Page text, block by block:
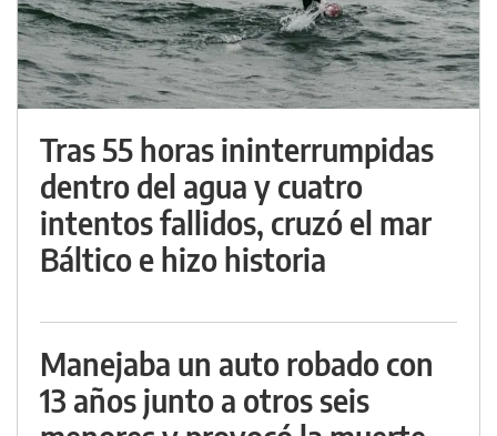
Tras 55 horas ininterrumpidas
dentro del agua y cuatro
intentos fallidos, cruzó el mar
Báltico e hizo historia
Manejaba un auto robado con
13 años junto a otros seis